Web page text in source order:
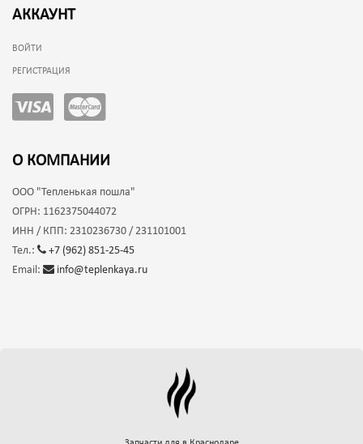
АККАУНТ
ВОЙТИ
РЕГИСТРАЦИЯ
О КОМПАНИИ
ООО "Тепленькая пошла"
ОГРН: 1162375044072
ИНН / КПП: 2310236730 / 231101001
Тел.:
+7 (962) 851-25-45
Email:
info@teplenkaya.ru